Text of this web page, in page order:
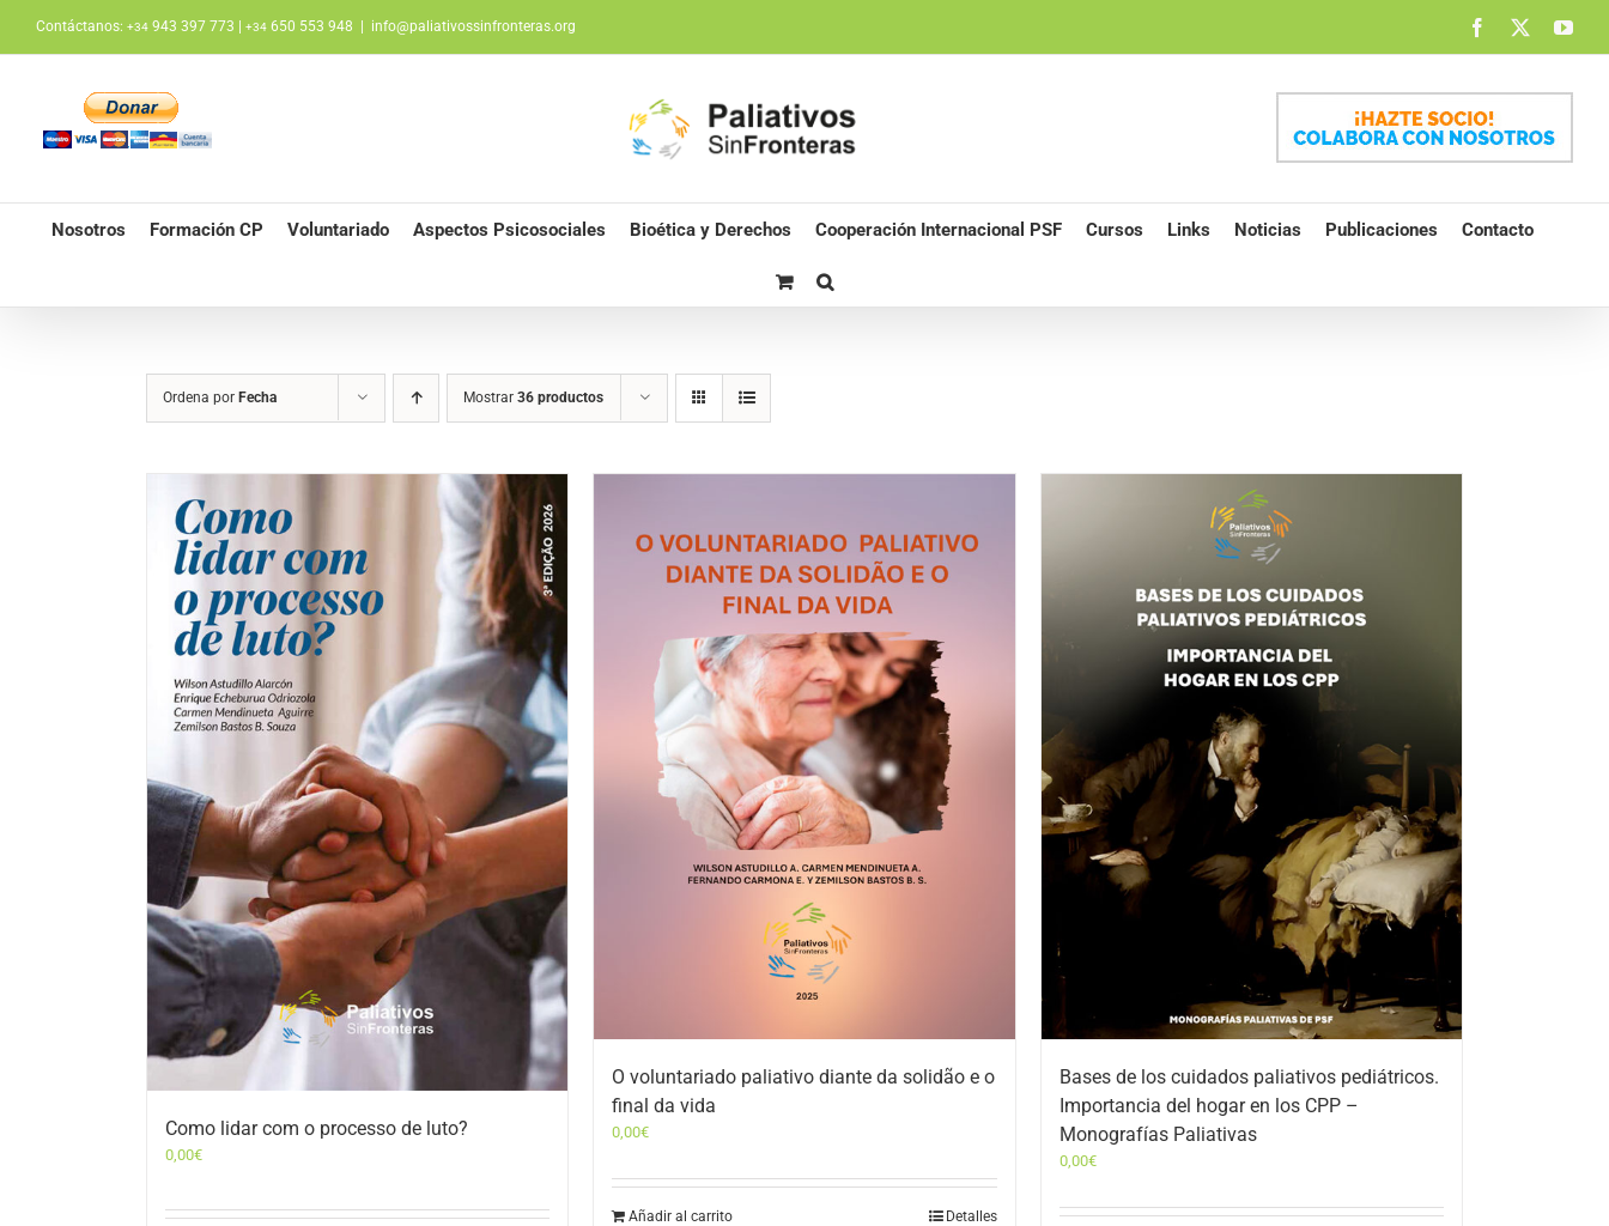
contenido
Contáctanos: +34 943 397 773 | +34 650 553 948 info@paliativossinfronteras.org Facebook
Nosotros Formación CP Voluntariado Aspectos Psicosociales Bioética y Derechos Cooperación Internacional PSF Cursos Links Noticias Publicaciones Contacto
Ordena por Fecha Mostrar 36 productos
Como lidar com o processo de luto?
0,00€
O voluntariado paliativo diante da solidão e o
final da vida
0,00€
Añadir al carrito Detalles
Bases de los cuidados paliativos pediátricos.
Importancia del hogar en los CPP –
Monografías Paliativas
0,00€